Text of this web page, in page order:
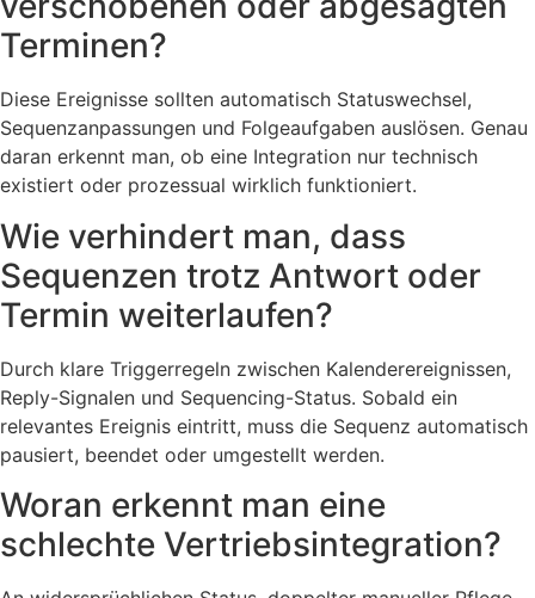
Terminen?
Diese Ereignisse sollten automatisch Statuswechsel,
Sequenzanpassungen und Folgeaufgaben auslösen. Genau
daran erkennt man, ob eine Integration nur technisch
existiert oder prozessual wirklich funktioniert.
Wie verhindert man, dass
Sequenzen trotz Antwort oder
Termin weiterlaufen?
Durch klare Triggerregeln zwischen Kalenderereignissen,
Reply-Signalen und Sequencing-Status. Sobald ein
relevantes Ereignis eintritt, muss die Sequenz automatisch
pausiert, beendet oder umgestellt werden.
Woran erkennt man eine
schlechte Vertriebsintegration?